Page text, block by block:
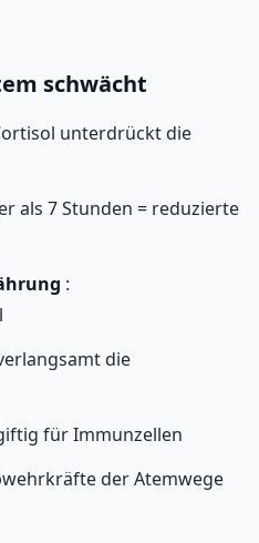
schwächt
unterdrückt die
als 7 Stunden = reduzierte
:
die
für Immunzellen
der Atemwege